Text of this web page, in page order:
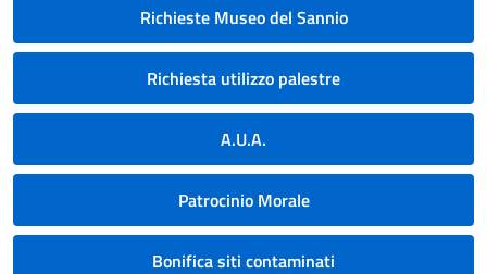
Richieste Museo del Sannio
Richiesta utilizzo palestre
A.U.A.
Patrocinio Morale
Bonifica siti contaminati